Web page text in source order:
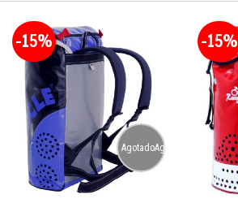
AgotadoAgotado
-15% -15%